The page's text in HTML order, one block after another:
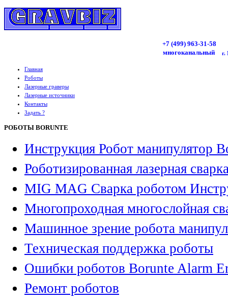
+7 (499) 963-31-58
многоканальный
г.
Главная
Роботы
Лазерные граверы
Лазерные источники
Контакты
Задать ?
РОБОТЫ BORUNTE
Инструкция Робот манипулятор
Роботизированная лазерная
MIG MAG Сварка роботом
Многопроходная многослойная
Машинное зрение робота
Техническая поддержка роботы
Ошибки роботов Borunte Alarm
Ремонт роботов